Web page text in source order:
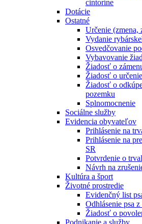
cintoríne
Dotácie
Ostatné
Určenie (zmena,
Vydanie
Osvedčovanie
Vybavovanie
Žiadosť o
Žiadosť o
Žiadosť o
pozemku
Splnomocnenie
Sociálne služby
Evidencia obyvateľov
Prihlásenie na
Prihlásenie na
SR
Potvrdenie o
Návrh na
Kultúra a šport
Životné prostredie
Evidenčný list
Odhlásenie psa
Žiadosť o
Podnikanie a služby